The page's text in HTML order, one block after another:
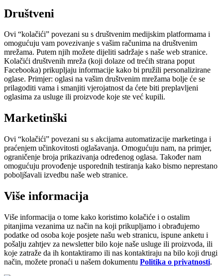
Društveni
Ovi “kolačići” povezani su s društvenim medijskim platformama i
omogućuju vam povezivanje s vašim računima na društvenim
mrežama. Putem njih možete dijeliti sadržaje s naše web stranice.
Kolačići društvenih mreža (koji dolaze od trećih strana poput
Facebooka) prikupljaju informacije kako bi pružili personalizirane
oglase. Primjer: oglasi na vašim društvenim mrežama bolje će se
prilagoditi vama i smanjiti vjerojatnost da ćete biti preplavljeni
oglasima za usluge ili proizvode koje ste već kupili.
Marketinški
Ovi “kolačići” povezani su s akcijama automatizacije marketinga i
praćenjem učinkovitosti oglašavanja. Omogućuju nam, na primjer,
ograničenje broja prikazivanja određenog oglasa. Također nam
omogućuju provođenje usporednih testiranja kako bismo neprestano
poboljšavali izvedbu naše web stranice.
Više informacija
Više informacija o tome kako koristimo kolačiće i o ostalim
pitanjima vezanima uz način na koji prikupljamo i obrađujemo
podatke od osoba koje posjete našu web stranicu, ispune anketu i
pošalju zahtjev za newsletter bilo koje naše usluge ili proizvoda, ili
koje zatraže da ih kontaktiramo ili nas kontaktiraju na bilo koji drugi
način, možete pronaći u našem dokumentu Politika o privatnosti.